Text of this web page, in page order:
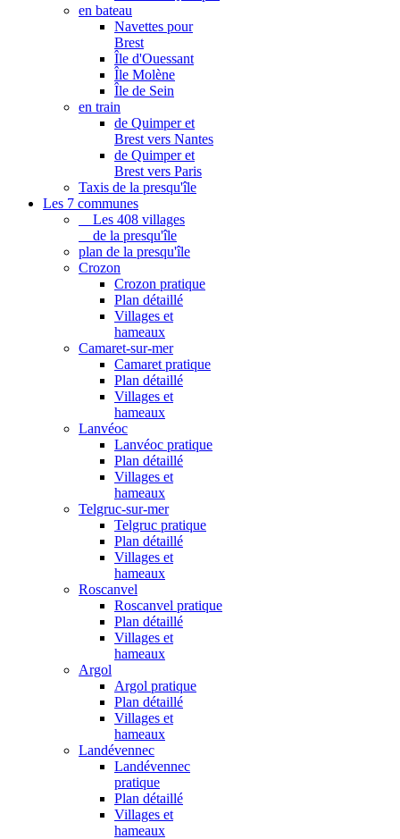
en bateau
Navettes pour
Brest
Île d'Ouessant
Île Molène
Île de Sein
en train
de Quimper et
Brest vers Nantes
de Quimper et
Brest vers Paris
Taxis de la presqu'île
Les 7 communes
Les 408 villages
de la presqu'île
plan de la presqu'île
Crozon
Crozon pratique
Plan détaillé
Villages et
hameaux
Camaret-sur-mer
Camaret pratique
Plan détaillé
Villages et
hameaux
Lanvéoc
Lanvéoc pratique
Plan détaillé
Villages et
hameaux
Telgruc-sur-mer
Telgruc pratique
Plan détaillé
Villages et
hameaux
Roscanvel
Roscanvel pratique
Plan détaillé
Villages et
hameaux
Argol
Argol pratique
Plan détaillé
Villages et
hameaux
Landévennec
Landévennec
pratique
Plan détaillé
Villages et
hameaux